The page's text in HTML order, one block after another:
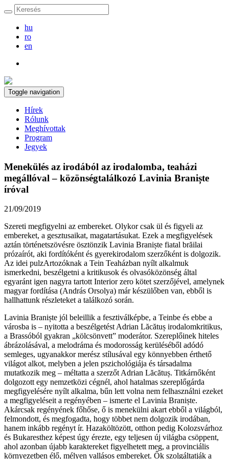
hu
ro
en
Toggle navigation
Hírek
Rólunk
Meghívottak
Program
Jegyek
Menekülés az irodából az irodalomba, teaházi
megállóval – közönségtalálkozó Lavinia Braniște
íróval
21/09/2019
Szereti megfigyelni az embereket. Olykor csak ül és figyeli az
embereket, a gesztusaikat, magatartásukat. Ezek a megfigyelések
aztán történetszövésre ösztönzik Lavinia Braniște fiatal brăilai
prózaírót, aki fordítóként és gyerekirodalom szerzőként is dolgozik.
Az idei pulzArtozóknak a Tein Teaházban nyílt alkalmuk
ismerkedni, beszélgetni a kritikusok és olvasóközönség által
egyaránt igen nagyra tartott Interior zero kötet szerzőjével, amelynek
magyar fordítása (András Orsolya) már készülőben van, ebből is
hallhattunk részleteket a találkozó során.
Lavinia Braniște jól beleillik a fesztiválképbe, a Teinbe és ebbe a
városba is – nyitotta a beszélgetést Adrian Lăcătuș irodalomkritikus,
a Brassóból gyakran „kölcsönvett” moderátor. Szereplőinek hiteles
ábrázolásával, a melodráma és modorosság kerüléséből adódó
semleges, ugyanakkor merész stílusával egy könnyebben érthető
világot alkot, melyben a jelen pszichológiája és társadalma
mutatkozik meg – méltatta a szerzőt Adrian Lăcătuș. Titkárnőként
dolgozott egy nemzetközi cégnél, ahol hatalmas szereplőgárda
megfigyelésére nyílt alkalma, bűn lett volna nem felhasználni ezeket
a megfigyeléseit a regényében – ismerte el Lavinia Braniște.
Akárcsak regényének főhőse, ő is menekülni akart ebből a világból,
felmondott, és megfogadta, hogy többet nem dolgozik irodában,
hanem inkább regényt ír. Hazaköltözött, otthon pedig Kolozsvárhoz
és Bukaresthez képest úgy érezte, egy teljesen új világba csöppent,
ahol azonban újabb karaktereket figyelhetett meg, a provinciális
környezetben élő, mélyen vallásos embereket. Ők szolgáltatják a